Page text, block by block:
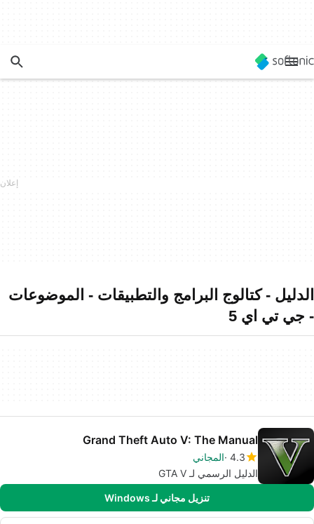
الدليل - كتالوج البرامج والتطبيقات - الموضوعات
- جي تي اي 5
Grand Theft Auto V: The Manual
4.3 المجاني
الدليل الرسمي لـ GTA V
تنزيل مجاني لـ Windows